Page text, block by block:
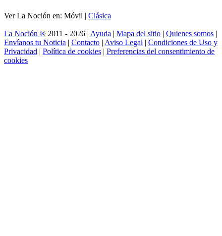
Ver La Noción en: Móvil | Clásica
La Noción ® 2011 - 2026 | Ayuda | Mapa del sitio | Quienes somos |
Envíanos tu Noticia | Contacto | Aviso Legal | Condiciones de Uso y
Privacidad | Política de cookies | Preferencias del consentimiento de
cookies